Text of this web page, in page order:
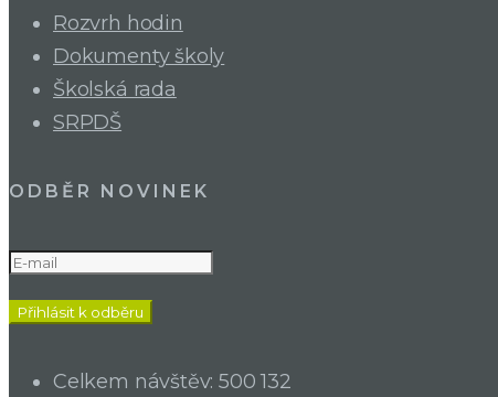
Rozvrh hodin
Dokumenty školy
Školská rada
SRPDŠ
ODBĚR NOVINEK
Celkem návštěv:500 132